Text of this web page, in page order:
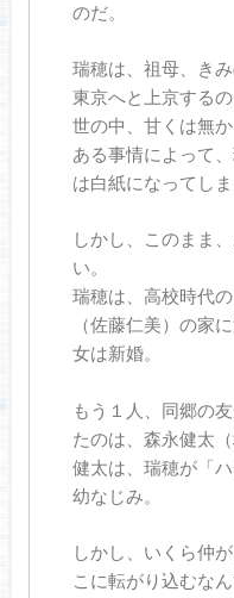
のだ。
瑞穂は、祖母、き
東京へと上京するの
世の中、甘くは無か
ある事情によって
は白紙になってしま
しかし、このまま
い。
瑞穂は、高校時代
（佐藤仁美）の家
女は新婚。
もう１人、同郷の
たのは、森永健太（
健太は、瑞穂が「
幼なじみ。
しかし、いくら仲
こに転がり込むなん